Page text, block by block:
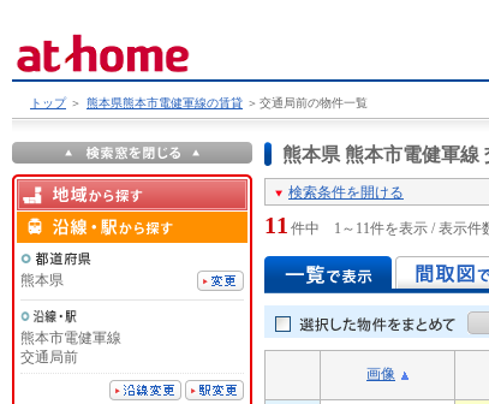
トップ ＞ 熊本県熊本市電健軍線の賃貸 ＞ 交通局前の物件一覧
熊本県 熊本市電健軍線
検索条件を開ける
11 件中 1～11件を表示 / 表示件
画像
熊本県
熊本市電健軍線
交通局前